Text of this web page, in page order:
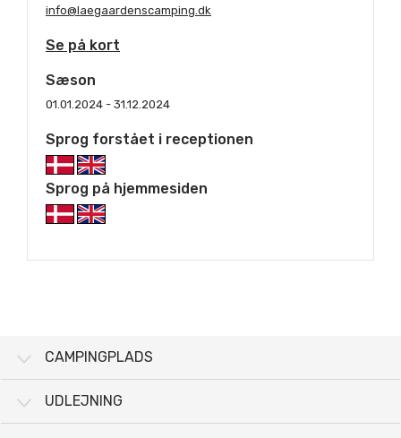
info@laegaardenscamping.dk
Se på kort
Sæson
01.01.2024 - 31.12.2024
Sprog forstået i receptionen
Sprog på hjemmesiden
CAMPINGPLADS
UDLEJNING